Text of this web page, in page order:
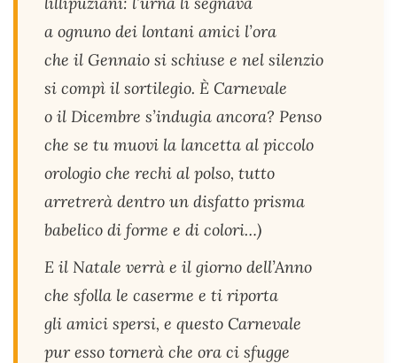
a ognuno dei lontani amici l’ora
che il Gennaio si schiuse e nel silenzio
si compì il sortilegio. È Carnevale
o il Dicembre s’indugia ancora? Penso
che se tu muovi la lancetta al piccolo
orologio che rechi al polso, tutto
arretrerà dentro un disfatto prisma
babelico di forme e di colori…)
E il Natale verrà e il giorno dell’Anno
che sfolla le caserme e ti riporta
gli amici spersi, e questo Carnevale
pur esso tornerà che ora ci sfugge